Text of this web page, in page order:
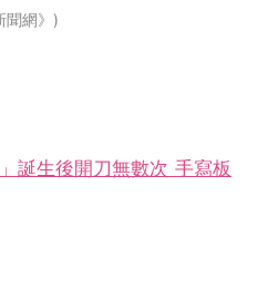
網》
誕生後開刀無數次 手寫板